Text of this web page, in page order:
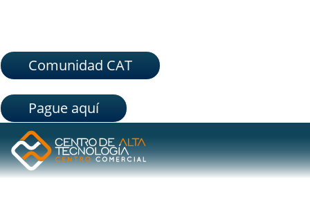
Comunidad CAT
Pague aquí